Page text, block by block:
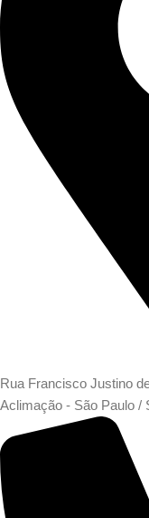
Rua Francisco Justino
Aclimação - São Paulo /